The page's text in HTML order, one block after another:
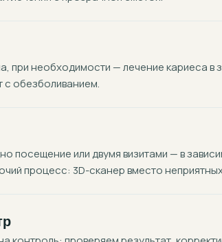
при необходимости — лечение кариеса в
с обезболиванием.
посещение или двумя визитами — в
процесс: 3D-сканер вместо